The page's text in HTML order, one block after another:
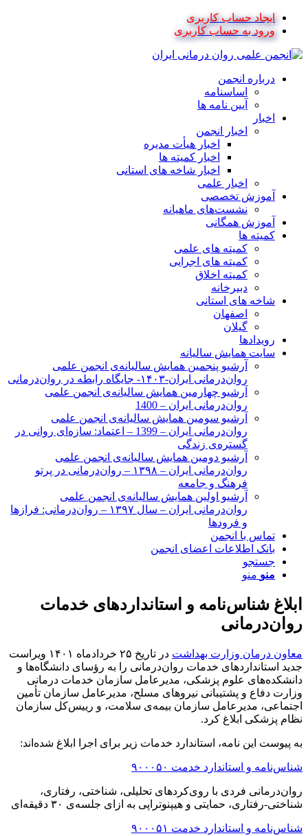
ایجاد حساب کاربری
ورود به حساب کاربری
درباره انجمن
اساسنامه
آیین نامه ها
اخبار
اخبار انجمن
اخبار هیأت مدیره
اخبار کمیته ها
اخبار شاخه های استانی
اخبار علمی
آموزش تخصصی
نشست‌های ماهیانه
آموزش همگانی
کمیته ها
کمیته های علمی
کمیته های اجرایی
کمیته اخلاق
دبیرخانه
شاخه های استانی
اصفهان
گیلان
رویدادها
سایت همایش سالیانه
آرشیو پنجمین همایش سالیانه‌ی انجمن علمی
روان‌درمانی ایران-۱۴۰۳- جایگاه رابطه در روان‌درمانی
آرشیو چهارمین همایش سالیانه‌ی انجمن علمی
روان‌درمانی ایران – 1400
آرشیو سومین همایش سالیانه‌ی انجمن علمی
روان‌درمانی ایران – 1399 – اعتماد: سازه‌ای روانی در
گستره‌ی زندگی
آرشیو دومین همایش سالیانه‌ی انجمن علمی
روان‌درمانی ایران – ۱۳۹۸ – روان‌درمانی در پرتو
فرهنگ و جامعه
آرشیو اولین همایش سالیانه‌ی انجمن علمی
روان‌درمانی ایران – سال ۱۳۹۷ – روان‌درمانی: فرازها
و فرودها
تماس با انجمن
بانک اطلاعات اعضای انجمن
جستجو
منو منو
ابلاغ شناس‌نامه و استانداردهای خدمات
روان‌درمانی
معاون درمان وزارت بهداشت
در تاریخ ٢۵ خردادماه ١۴٠١ ویراست
جدید استانداردهای خدمات روان‌درمانی را به رؤسای دانشگاه‌ها و
دانشکده‌های علوم پزشکی، مدیرعامل سازمان خدمات درمانی
وزارت دفاع و پشتیبانی نیروهای مسلح، مدیرعامل سازمان تأمین
اجتماعی، مدیرعامل سازمان بیمه‌ی سلامت، و رییس‌کل سازمان
نظام پزشکی ابلاغ کرد.
به پیوست این نامه، استاندارد خدمات زیر برای اجرا ابلاغ شده‌اند:
شناس‌نامه و استاندارد خدمت ٩٠٠٠۵٠
روان‌درمانی فردی با روی‌کردهای تحلیلی، شناختی، رفتاری،
شناختی-رفتاری، حمایتی و هیپنوتراپی به ازای جلسه‌ی ٣٠ دقیقه‌ای
‌شناس‌نامه و استاندارد خدمت ٩٠٠٠۵١